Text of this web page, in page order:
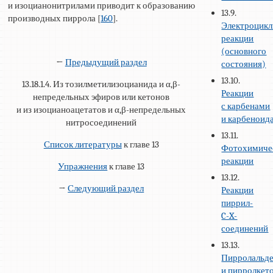
и изоцианонитрилами приводит к образованию
производных пиррола [160].
← Предыдущий раздел
13.18.1.4. Из тозилметилизоцианида и α,β-
непредельных эфиров или кетонов
и из изоцианоацетатов и α,β-непредельных
нитросоединений
Список литературык главе 13
Упражненияк главе 13
→Следующий раздел
13.9.
реакции
(основного
состояния)
13.10.
Реакции
с карбенами
и
13.11.
реакции
13.12.
Реакции
пиррил-
C-X-
соединений
13.13.
и